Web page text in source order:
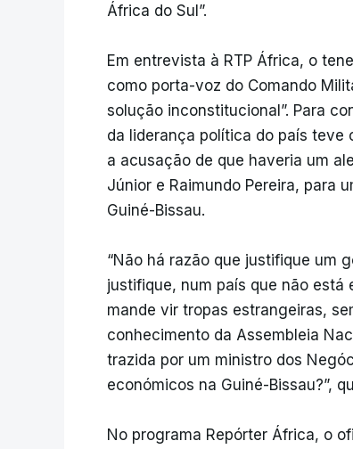
África do Sul”.
Em entrevista à RTP África, o
como porta-voz do Comando
solução inconstitucional”. Para
da liderança política do país teve
a acusação de que haveria um
Júnior e Raimundo Pereira, para
Guiné-Bissau.
“Não há razão que justifique um
justifique, num país que não está
mande vir tropas estrangeiras,
conhecimento da Assembleia
trazida por um ministro dos
económicos na Guiné-Bissau?”,
No programa Repórter África, o